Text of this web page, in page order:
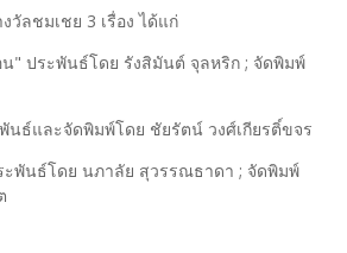
ลชมเชย 3 เรื่อง ได้แก่
น" ประพันธ์โดย รังสิมันต์ จุลหริก ; จัดพิมพ์
นธ์และจัดพิมพ์โดย ชัยรัตน์ วงศ์เกียรติ์ขจร
พันธ์โดย นภาลัย สุวรรณธาดา ; จัดพิมพ์